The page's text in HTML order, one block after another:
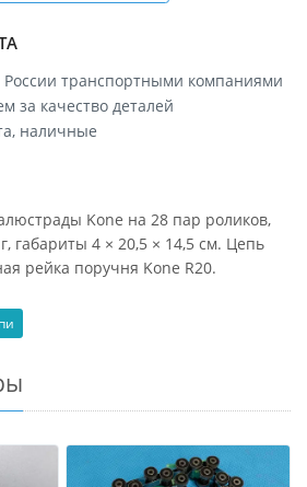
России транспортными компаниями
за качество деталей
наличные
Kone на 28 пар роликов,
габариты 4 × 20,5 × 14,5 см. Цепь
рейка поручня Kone R20.